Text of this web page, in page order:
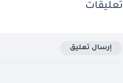
تعليقات
إرسال تعليق